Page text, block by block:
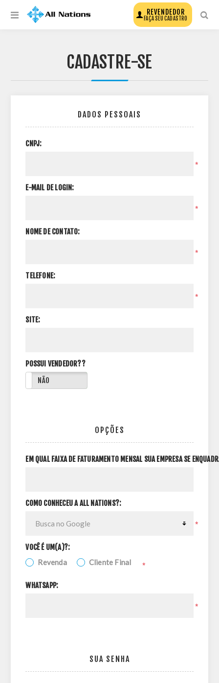
REVENDEDOR
FAÇA SEU CADASTRO
CADASTRE-SE
DADOS PESSOAIS
CNPJ:
*
E-MAIL DE LOGIN:
*
NOME DE CONTATO:
*
TELEFONE:
*
SITE:
POSSUI VENDEDOR??
NÃO
OPÇÕES
EM QUAL FAIXA DE FATURAMENTO MENSAL SUA EMPRESA SE
COMO CONHECEU A ALL NATIONS?:
*
VOCÊ É UM(A)?:
Revenda Cliente Final *
WHATSAPP:
*
SUA SENHA